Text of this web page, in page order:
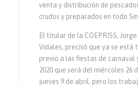
venta y distribución de
crudos y preparados en todo
El titular de la COEPRISS,
Vidales, precisó que ya se está
previo a las fiestas de carnaval
2020 que será del miércoles 26
jueves 9 de abril, pero los